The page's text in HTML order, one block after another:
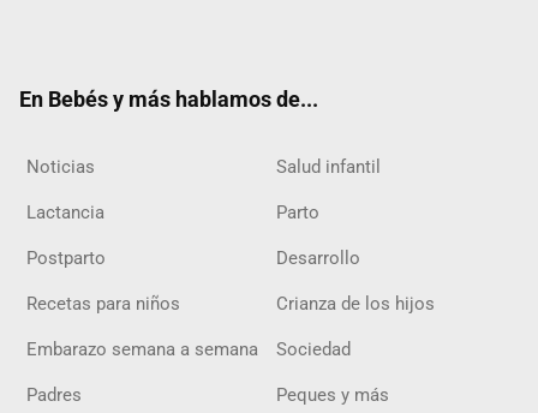
En Bebés y más hablamos de...
Noticias Salud infantil
Lactancia Parto
Postparto Desarrollo
Recetas para niños Crianza de los hijos
Embarazo semana a semana Sociedad
Padres Peques y más